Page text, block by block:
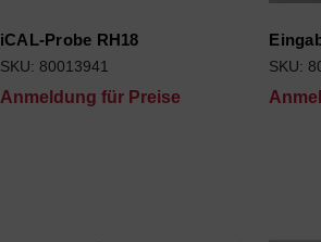
iCAL-Probe RH18
SKU: 80013941
Anmeldung für Preise
SKU: